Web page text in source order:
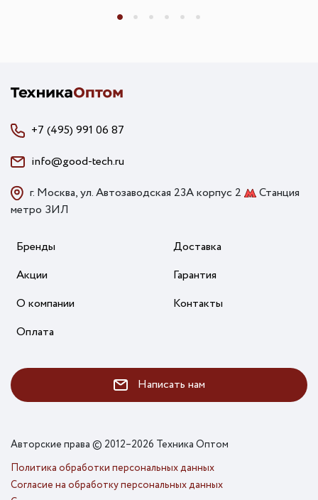
+7 (495) 991 06 87
info@good-tech.ru
г. Москва, ул. Автозаводская 23А корпус 2
Станция
метро ЗИЛ
Бренды
Акции
О компании
Оплата
Доставка
Гарантия
Контакты
Написать нам
Авторские права © 2012–2026 Техника Оптом
Политика обработки персональных данных
Согласие на обработку персональных данных